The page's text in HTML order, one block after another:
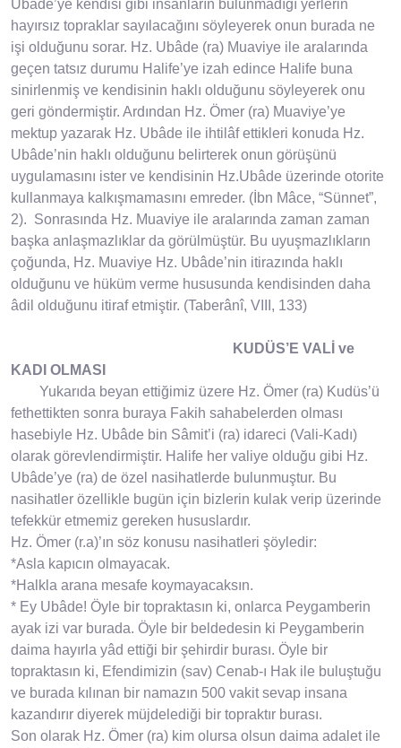
Ubâde’ye kendisi gibi insanların bulunmadığı yerlerin
hayırsız topraklar sayılacağını söyleyerek onun burada ne
işi olduğunu sorar. Hz. Ubâde (ra) Muaviye ile aralarında
geçen tatsız durumu Halife’ye izah edince Halife buna
sinirlenmiş ve kendisinin haklı olduğunu söyleyerek onu
geri göndermiştir. Ardından Hz. Ömer (ra) Muaviye’ye
mektup yazarak Hz. Ubâde ile ihtilâf ettikleri konuda Hz.
Ubâde’nin haklı olduğunu belirterek onun görüşünü
uygulamasını ister ve kendisinin Hz.Ubâde üzerinde otorite
kullanmaya kalkışmamasını emreder. (İbn Mâce, “Sünnet”,
2). Sonrasında Hz. Muaviye ile aralarında zaman zaman
başka anlaşmazlıklar da görülmüştür. Bu uyuşmazlıkların
çoğunda, Hz. Muaviye Hz. Ubâde’nin itirazında haklı
olduğunu ve hüküm verme hususunda kendisinden daha
âdil olduğunu itiraf etmiştir. (Taberânî, VIII, 133)
KUDÜS’E VALİ ve
KADI OLMASI
Yukarıda beyan ettiğimiz üzere Hz. Ömer (ra) Kudüs’ü
fethettikten sonra buraya Fakih sahabelerden olması
hasebiyle Hz. Ubâde bin Sâmit’i (ra) idareci (Vali-Kadı)
olarak görevlendirmiştir. Halife her valiye olduğu gibi Hz.
Ubâde’ye (ra) de özel nasihatlerde bulunmuştur. Bu
nasihatler özellikle bugün için bizlerin kulak verip üzerinde
tefekkür etmemiz gereken hususlardır.
Hz. Ömer (r.a)’ın söz konusu nasihatleri şöyledir:
*Asla kapıcın olmayacak.
*Halkla arana mesafe koymayacaksın.
* Ey Ubâde! Öyle bir topraktasın ki, onlarca Peygamberin
ayak izi var burada. Öyle bir beldedesin ki Peygamberin
daima hayırla yâd ettiği bir şehirdir burası. Öyle bir
topraktasın ki, Efendimizin (sav) Cenab-ı Hak ile buluştuğu
ve burada kılınan bir namazın 500 vakit sevap insana
kazandırır diyerek müjdelediği bir topraktır burası.
Son olarak Hz. Ömer (ra) kim olursa olsun daima adalet ile